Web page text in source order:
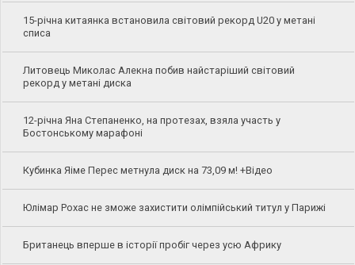
15-річна китаянка встановила світовий рекорд U20 у метані
списа
Литовець Миколас Алекна побив найстаріший світовий
рекорд у метані диска
12-річна Яна Степаненко, на протезах, взяла участь у
Бостонському марафоні
Кубинка Яіме Перес метнула диск на 73,09 м! +Відео
Юлімар Рохас не зможе захистити олімпійський титул у Парижі
Британець вперше в історії пробіг через усю Африку